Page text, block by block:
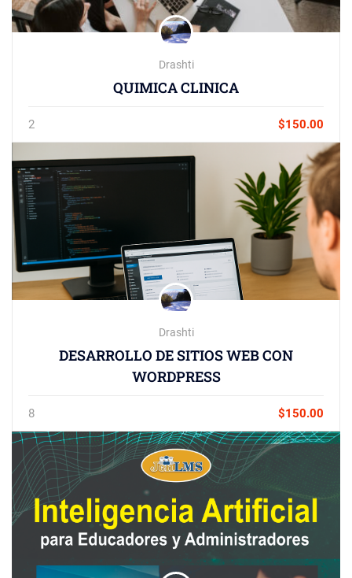
Drashti
QUIMICA CLINICA
2 $150.00
Drashti
DESARROLLO DE SITIOS WEB CON
WORDPRESS
8 $150.00